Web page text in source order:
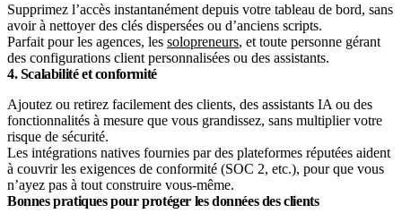
Supprimez l’accès instantanément depuis votre tableau de bord, sans
avoir à nettoyer des clés dispersées ou d’anciens scripts.
Parfait pour les agences, les solopreneurs, et toute personne gérant
des configurations client personnalisées ou des assistants.
4. Scalabilité et conformité
Ajoutez ou retirez facilement des clients, des assistants IA ou des
fonctionnalités à mesure que vous grandissez, sans multiplier votre
risque de sécurité.
Les intégrations natives fournies par des plateformes réputées aident
à couvrir les exigences de conformité (SOC 2, etc.), pour que vous
n’ayez pas à tout construire vous-même.
Bonnes pratiques pour protéger les données des clients